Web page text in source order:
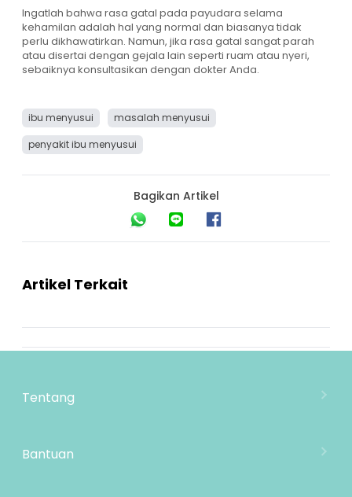
Ingatlah bahwa rasa gatal pada payudara selama
kehamilan adalah hal yang normal dan biasanya tidak
perlu dikhawatirkan. Namun, jika rasa gatal sangat parah
atau disertai dengan gejala lain seperti ruam atau nyeri,
sebaiknya konsultasikan dengan dokter Anda.
ibu menyusui
masalah menyusui
penyakit ibu menyusui
Bagikan Artikel
Artikel Terkait
Tentang
Lokasi Toko
Bantuan